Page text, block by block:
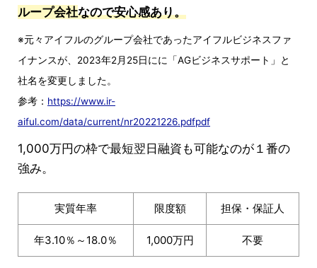
ループ会社なので安心感あり。
※元々アイフルのグループ会社であったアイフルビジネスファ
イナンスが、2023年2月25日にに「AGビジネスサポート」と
社名を変更しました。
参考： https://www.ir-
aiful.com/data/current/nr20221226.pdfpdf
1,000万円の枠で最短翌日融資も可能なのが１番の
強み。
実質年率 限度額 担保・保証人
年3.10％～18.0％ 1,000万円 不要